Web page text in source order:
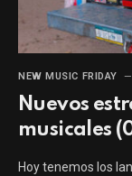
NEW MUSIC FRIDAY
Nuevos
musicales
Hoy tenemos los